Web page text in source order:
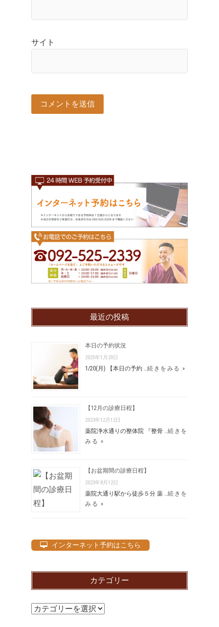
サイト
最近の投稿
本日の予約状況
2025年1月20日
1/20(月) 【本日の予約 …続きをみる »
【12月の診療日程】
2023年12月12日
薬院浄水通りの整体院 『整骨 …続きを
みる »
【お盆期間の診療日程】
2023年8月12日
薬院大通り駅から徒歩５分 薬 …続きを
みる »
インターネット予約はこちら
カテゴリー
カ